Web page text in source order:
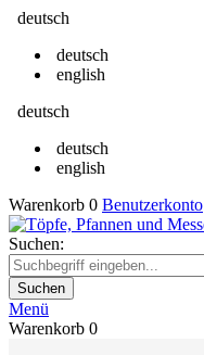
deutsch
deutsch
english
deutsch
deutsch
english
Warenkorb 0 Benutzerkonto
Suchen:
Suchen
Menü
Warenkorb 0